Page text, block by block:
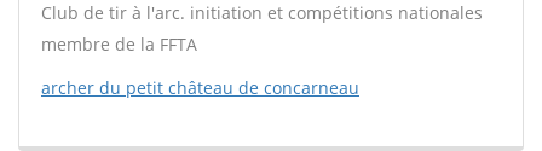
Club de tir à l'arc. initiation et compétitions nationales
membre de la FFTA
archer du petit château de concarneau